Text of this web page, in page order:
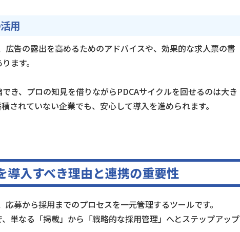
用
告の露出を高めるためのアドバイスや、効果的な求人票の書
ます。
き、プロの知見を借りながらPDCAサイクルを回せるのは大き
されていない企業でも、安心して導入を進められます。
導入すべき理由と連携の重要性
募から採用までのプロセスを一元管理するツールです。
単なる「掲載」から「戦略的な採用管理」へとステップアップ